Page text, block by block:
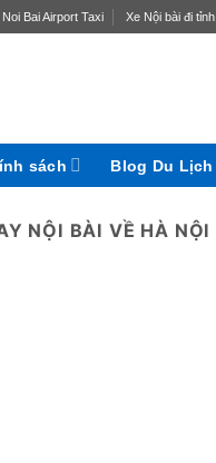
Noi Bai Airport Taxi Xe Nội bài đi tỉnh
sách Blog Du Lịch
NỘI BÀI VỀ HÀ NỘI